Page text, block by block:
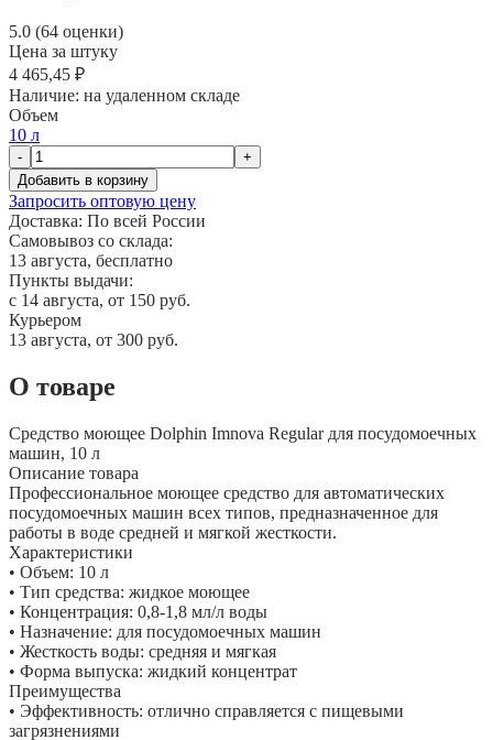
5.0 (64 оценки)
Цена за штуку
4 465,45 ₽
Наличие: на удаленном складе
Объем
10 л
-
+
Добавить в корзину
Запросить оптовую цену
Доставка: По всей России
Самовывоз со склада:
13 августа, бесплатно
Пункты выдачи:
c 14 августа, от 150 руб.
Курьером
13 августа, от 300 руб.
О товаре
Средство моющее Dolphin Imnova Regular для посудомоечных
машин, 10 л
Описание товара
Профессиональное моющее средство для автоматических
посудомоечных машин всех типов, предназначенное для
работы в воде средней и мягкой жесткости.
Характеристики
• Объем: 10 л
• Тип средства: жидкое моющее
• Концентрация: 0,8-1,8 мл/л воды
• Назначение: для посудомоечных машин
• Жесткость воды: средняя и мягкая
• Форма выпуска: жидкий концентрат
Преимущества
• Эффективность: отлично справляется с пищевыми
загрязнениями